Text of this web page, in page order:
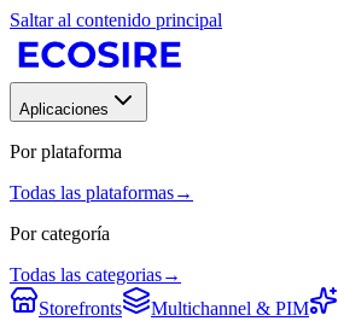
Saltar al contenido principal
Aplicaciones
Por plataforma
Todas las plataformas→
Por categoría
Todas las categorias→
Storefronts
Multichannel & PIM